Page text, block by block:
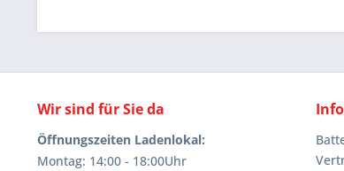
Wir sind für Sie da
Öffnungszeiten Ladenlokal:
Montag: 14:00 - 18:00Uhr